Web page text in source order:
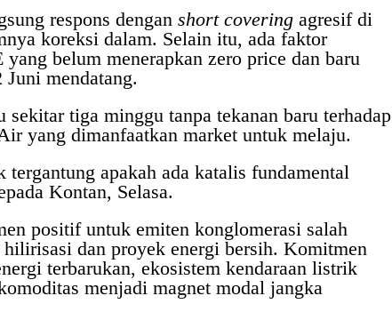
respons dengan short coveringagresif di
koreksi dalam. Selain itu, ada faktor
yang belum menerapkan zero price dan baru
mendatang.
sekitar tiga minggu tanpa tekanan baru terhadap
yang dimanfaatkan market untuk melaju.
tergantung apakah ada katalis fundamental
Kontan, Selasa.
positif untuk emiten konglomerasi salah
hilirisasi dan proyek energi bersih. Komitmen
terbarukan, ekosistem kendaraan listrik
menjadi magnet modal jangka